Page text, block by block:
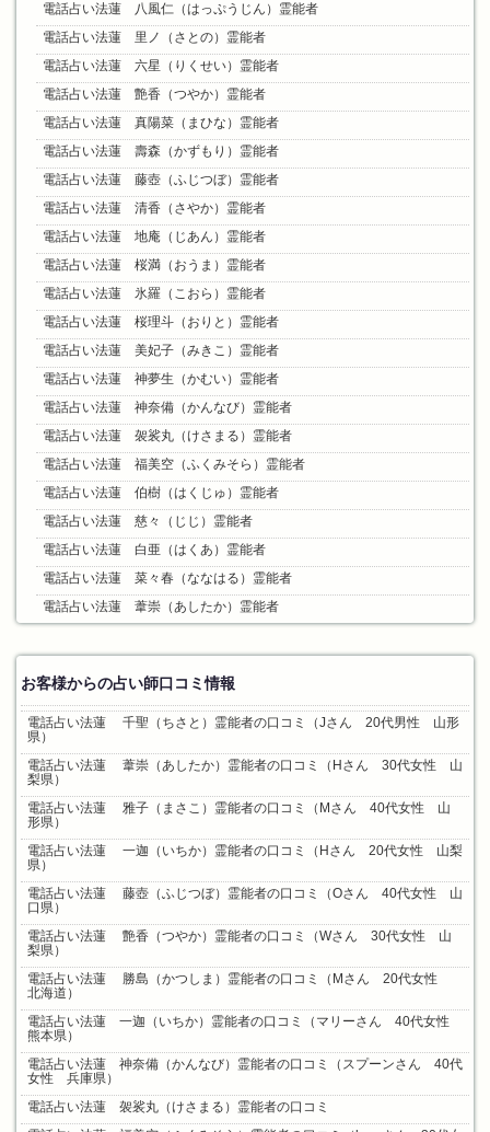
電話占い法蓮 八風仁（はっぷうじん）霊能者
電話占い法蓮 里ノ（さとの）霊能者
電話占い法蓮 六星（りくせい）霊能者
電話占い法蓮 艶香（つやか）霊能者
電話占い法蓮 真陽菜（まひな）霊能者
電話占い法蓮 壽森（かずもり）霊能者
電話占い法蓮 藤壺（ふじつぼ）霊能者
電話占い法蓮 清香（さやか）霊能者
電話占い法蓮 地庵（じあん）霊能者
電話占い法蓮 桜満（おうま）霊能者
電話占い法蓮 氷羅（こおら）霊能者
電話占い法蓮 桜理斗（おりと）霊能者
電話占い法蓮 美妃子（みきこ）霊能者
電話占い法蓮 神夢生（かむい）霊能者
電話占い法蓮 神奈備（かんなび）霊能者
電話占い法蓮 袈裟丸（けさまる）霊能者
電話占い法蓮 福美空（ふくみそら）霊能者
電話占い法蓮 伯樹（はくじゅ）霊能者
電話占い法蓮 慈々（じじ）霊能者
電話占い法蓮 白亜（はくあ）霊能者
電話占い法蓮 菜々春（ななはる）霊能者
電話占い法蓮 葦崇（あしたか）霊能者
お客様からの占い師口コミ情報
電話占い法蓮 千聖（ちさと）霊能者の口コミ（Jさん 20代男性 山形
県）
電話占い法蓮 葦崇（あしたか）霊能者の口コミ（Hさん 30代女性 山
梨県）
電話占い法蓮 雅子（まさこ）霊能者の口コミ（Mさん 40代女性 山
形県）
電話占い法蓮 一迦（いちか）霊能者の口コミ（Hさん 20代女性 山梨
県）
電話占い法蓮 藤壺（ふじつぼ）霊能者の口コミ（Oさん 40代女性 山
口県）
電話占い法蓮 艶香（つやか）霊能者の口コミ（Wさん 30代女性 山
梨県）
電話占い法蓮 勝島（かつしま）霊能者の口コミ（Mさん 20代女性
北海道）
電話占い法蓮 一迦（いちか）霊能者の口コミ（マリーさん 40代女性
熊本県）
電話占い法蓮 神奈備（かんなび）霊能者の口コミ（スプーンさん 40代
女性 兵庫県）
電話占い法蓮 袈裟丸（けさまる）霊能者の口コミ